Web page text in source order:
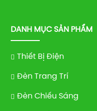
DANH MỤC SẢN PHẨM
Thiết Bị Điện
Đèn Trang Trí
Đèn Chiếu Sáng